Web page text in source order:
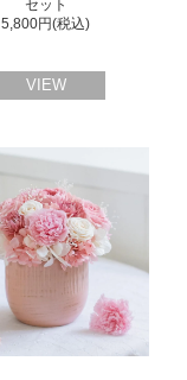
セット
5,800円(税込)
VIEW